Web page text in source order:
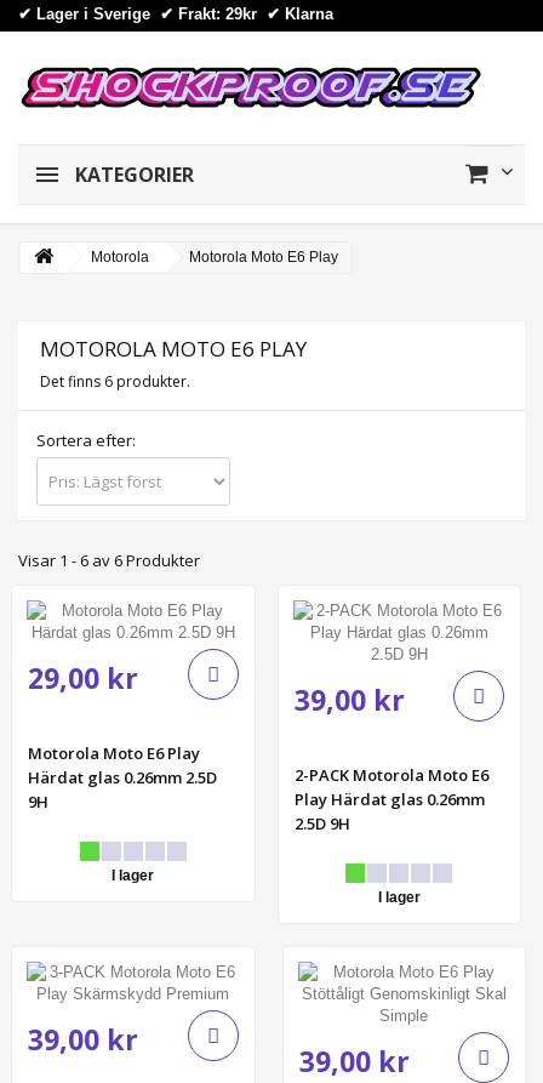
✔ Lager i Sverige ✔ Frakt: 29kr ✔ Klarna
KATEGORIER
Motorola Motorola Moto E6 Play
MOTOROLA MOTO E6 PLAY
Det finns 6 produkter.
Sortera efter:
Visar 1 - 6 av 6 Produkter
29,00 kr
Motorola Moto E6 Play
Härdat glas 0.26mm 2.5D
9H
I lager
39,00 kr
2-PACK Motorola Moto E6
Play Härdat glas 0.26mm
2.5D 9H
I lager
39,00 kr
39,00 kr